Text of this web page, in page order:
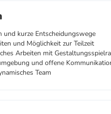
und kurze Entscheidungswege
und Möglichkeit zur Teilzeit
Arbeiten mit
und offene
Team